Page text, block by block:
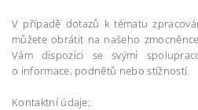
V případě dotazů k tématu
můžete obrátit na našeho
Vám dispozici se svými
o informace, podnětů nebo stížností.
Kontaktní údaje: